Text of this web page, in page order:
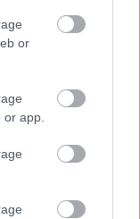
or
app.